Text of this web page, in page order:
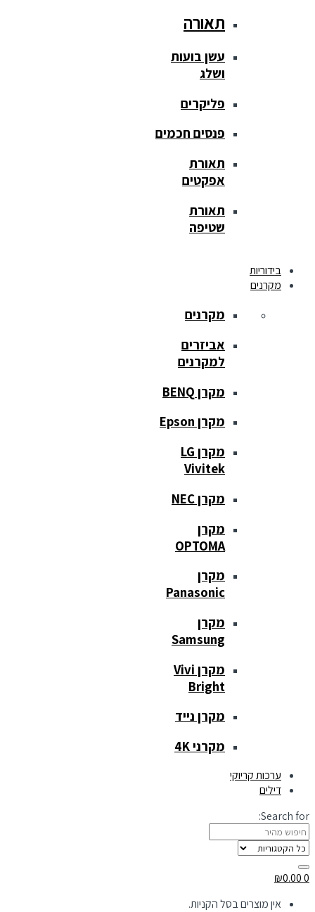
תאורה
עשן בועות
ושלג
פליקרים
פנסים חכמים
תאורת
אפקטים
תאורת
שטיפה
בידוריות
מקרנים
מקרנים
אביזרים
למקרנים
מקרן BENQ
מקרן Epson
מקרן LG
Vivitek
מקרן NEC
מקרן
OPTOMA
מקרן
Panasonic
מקרן
Samsung
מקרן Vivi
Bright
מקרן נייד
מקרני 4K
ערכות קריוקי
דילים
Search for:
₪0.00
אין מוצרים בסל הקניות.